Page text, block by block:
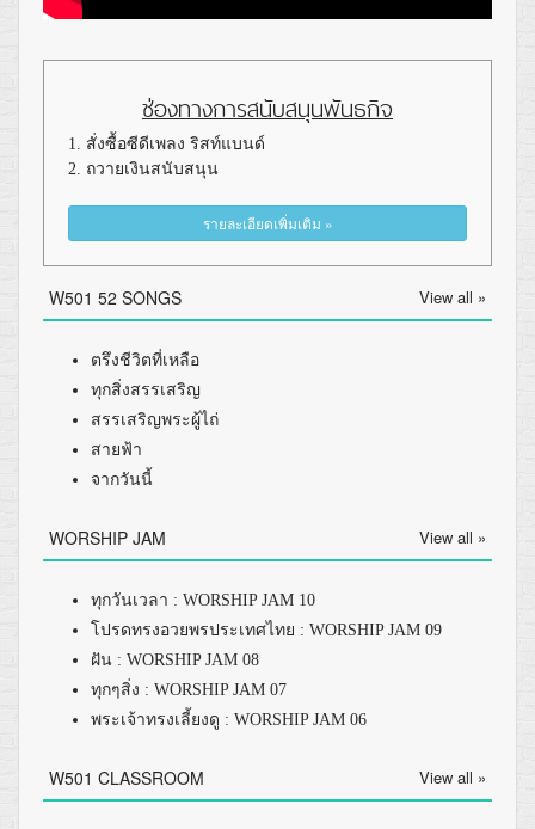
ช่องทางการสนับสนุนพันธกิจ
1. สั่งซื้อซีดีเพลง ริสท์แบนด์
2. ถวายเงินสนับสนุน
รายละเอียดเพิ่มเติม »
W501 52 SONGS View all »
ตรึงชีวิตที่เหลือ
ทุกสิ่งสรรเสริญ
สรรเสริญพระผู้ไถ่
สายฟ้า
จากวันนี้
WORSHIP JAM View all »
ทุกวันเวลา : WORSHIP JAM 10
โปรดทรงอวยพรประเทศไทย : WORSHIP JAM 09
ฝัน : WORSHIP JAM 08
ทุกๆสิ่ง : WORSHIP JAM 07
พระเจ้าทรงเลี้ยงดู : WORSHIP JAM 06
W501 CLASSROOM View all »